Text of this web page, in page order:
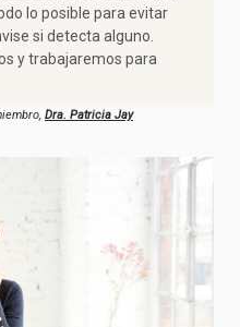
lo posible para evitar
si detecta alguno.
y trabajaremos para
Dra. Patricia Jay